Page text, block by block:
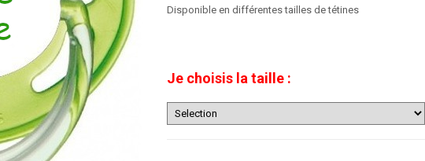
Disponible en différentes tailles de tétines
Je choisis la taille :